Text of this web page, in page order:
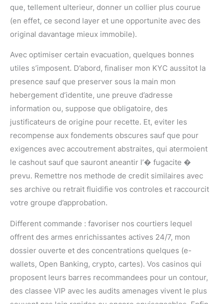
que, tellement ulterieur, donner un collier plus courue
(en effet, ce second layer et une opportunite avec des
original davantage mieux immobile).
Avec optimiser certain evacuation, quelques bonnes
utiles s’imposent. D’abord, finaliser mon KYC aussitot la
presence sauf que preserver sous la main mon
hebergement d’identite, une preuve d’adresse
information ou, suppose que obligatoire, des
justificateurs de origine pour recette. Et, eviter les
recompense aux fondements obscures sauf que pour
exigences avec accoutrement abstraites, qui atermoient
le cashout sauf que sauront aneantir l’� fugacite �
prevu. Remettre nos methode de credit similaires avec
ses archive ou retrait fluidifie vos controles et raccourcit
votre groupe d’approbation.
Different commande : favoriser nos courtiers lequel
offrent des armes enrichissantes actives 24/7, mon
dossier ouverte et des concentrations quelques (e-
wallets, Open Banking, crypto, cartes). Vos casinos qui
proposent leurs barres recommandees pour un contour,
des classee VIP avec les audits amenages vivent le plus